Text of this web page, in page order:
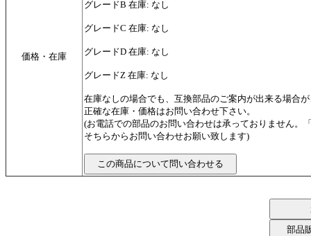
価格・在庫
グレードB 在庫: なし
グレードC 在庫: なし
グレードD 在庫: なし
グレードZ 在庫: なし
在庫なしの場合でも、互換部品のご案内が出来る場合
正確な在庫・価格はお問い合わせ下さい。
(お電話での部品のお問い合わせは承っておりません。
そちらからお問い合わせお願い致します)